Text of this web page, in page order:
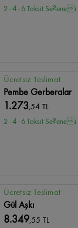
2 - 4 - 6 Taksit Se?enei
Ücretsiz Teslimat
Pembe Gerberalar
1.273,54 TL
2 - 4 - 6 Taksit Se?enei
Ücretsiz Teslimat
Gül Aşkı
8.349,55 TL